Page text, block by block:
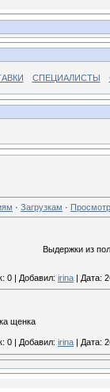
СПЕЦИАЛИСТЫ
· Загрузкам ·
Выдержки из
0 Добавил: irina Дата:
щенка
0 Добавил: irina Дата: